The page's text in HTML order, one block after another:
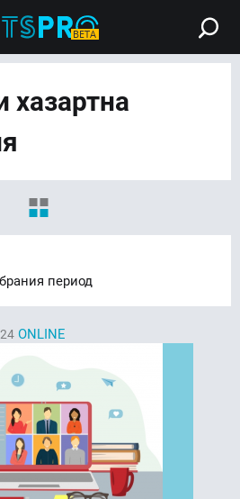
хазартна
период
ONLINE